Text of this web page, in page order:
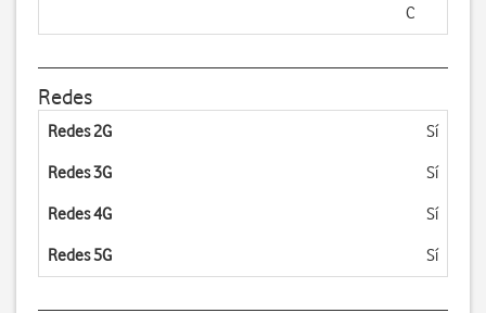
C
Redes
Redes 2G Sí
Redes 3G Sí
Redes 4G Sí
Redes 5G Sí